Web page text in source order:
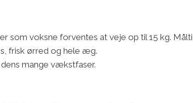
som voksne forventes at veje op til 15 kg.
frisk ørred og hele æg.
mange vækstfaser.